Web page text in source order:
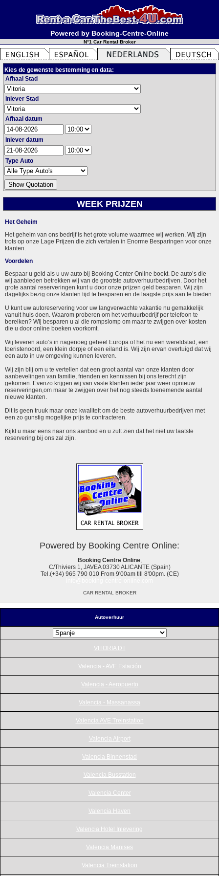
Powered by Booking-Centre-Online
N°1 Car Rental Broker
Autoverhuur
VITORIA DT
Valencia - AVE Estación
Valencia - Aeropuerto
Valencia - Massanassa
Valencia AVE Treinstation
Valencia Airport
Valencia Binnenstad
Valencia Busstation
Valencia Center
Valencia Haven
Valencia Hotel Inlevering
Valencia Manises
Valencia Treinstation
Kies de gewenste bestemming en data:
Afhaal Stad
Inlever Stad
Afhaal datum
Inlever datum
Type Auto
WEEK PRIJZEN
Het Geheim
Het geheim van ons bedrijf is het grote volume waarmee wij werken. Wij zijn
trots op onze Lage Prijzen die zich vertalen in Enorme Besparingen voor onze
klanten.
Voordelen
Bespaar u geld als u uw auto bij Booking Center Online boekt. De auto’s die
wij aanbieden betrekken wij van de grootste autoverhuurbedrijven. Door het
grote aantal reserveringen kunt u door onze prijzen geld besparen. Wij zijn
dagelijks bezig onze klanten tijd te besparen en de laagste prijs aan te bieden.
U kunt uw autoreservering voor uw langverwachte vakantie nu gemakkelijk
vanuit huis doen. Waarom proberen om het verhuurbedrijf per telefoon te
bereiken? Wij besparen u al die rompslomp om maar te zwijgen over kosten
die u door online boeken voorkomt.
Wij leveren auto’s in nagenoeg geheel Europa of het nu een wereldstad, een
toeristenoord, een klein dorpje of een eiland is. Wij zijn ervan overtuigd dat wij
een auto in uw omgeving kunnen leveren.
Wij zijn blij om u te vertellen dat een groot aantal van onze klanten door
aanbevelingen van familie, frienden en kennissen bij ons terecht zijn
gekomen. Evenzo krijgen wij van vaste klanten ieder jaar weer opnieuw
reserveringen,om maar te zwijgen over het nog steeds toenemende aantal
nieuwe klanten.
Dit is geen truuk maar onze kwaliteit om de beste autoverhuurbedrijven met
een zo gunstig mogelijke prijs te contracteren.
Kijkt u maar eens naar ons aanbod en u zult zien dat het niet uw laatste
reservering bij ons zal zijn.
Powered by Booking Centre Online:
Booking Centre Online,
C/Thiviers 1, JAVEA 03730 ALICANTE (Spain)
Tel.(+34) 965 790 010 From 9'00am till 8'00pm. (CE)
CAR RENTAL BROKER